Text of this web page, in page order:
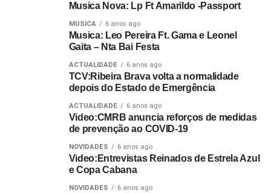
Musica Nova: Lp Ft Amarildo -Passport
MUSICA 6 anos ago
Musica: Leo Pereira Ft. Gama e Leonel
Gaita – Nta Bai Festa
ACTUALIDADE 6 anos ago
TCV:Ribeira Brava volta a normalidade
depois do Estado de Emergência
ACTUALIDADE 6 anos ago
Video:CMRB anuncia reforços de medidas
de prevenção ao COVID-19
NOVIDADES 6 anos ago
Video:Entrevistas Reinados de Estrela Azul
e Copa Cabana
NOVIDADES 6 anos ago